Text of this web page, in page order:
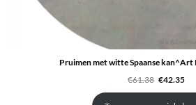
Pruimen met witte Spaanse kan^Art
€61.38
was:
€42.35
is: